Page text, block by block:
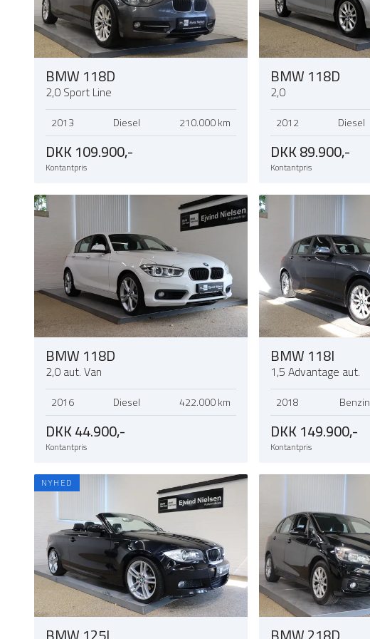
BMW 118D
2,0 Sport Line
2013 Diesel 210.000 km
DKK 109.900,-
Kontantpris
BMW 118D
2,0
2012 Diesel
DKK 89.900,-
Kontantpris
BMW 118D
2,0 aut. Van
2016 Diesel 422.000 km
DKK 44.900,-
Kontantpris
BMW 118I
1,5 Advantage aut.
2018 Benzin
DKK 149.900,-
Kontantpris
NYHED